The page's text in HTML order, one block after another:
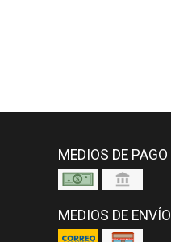
MEDIOS DE PAGO
MEDIOS DE ENVÍO